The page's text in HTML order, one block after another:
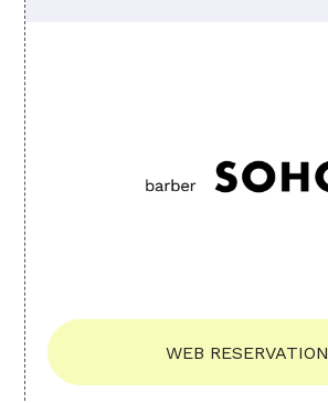
WEB RESERVATION